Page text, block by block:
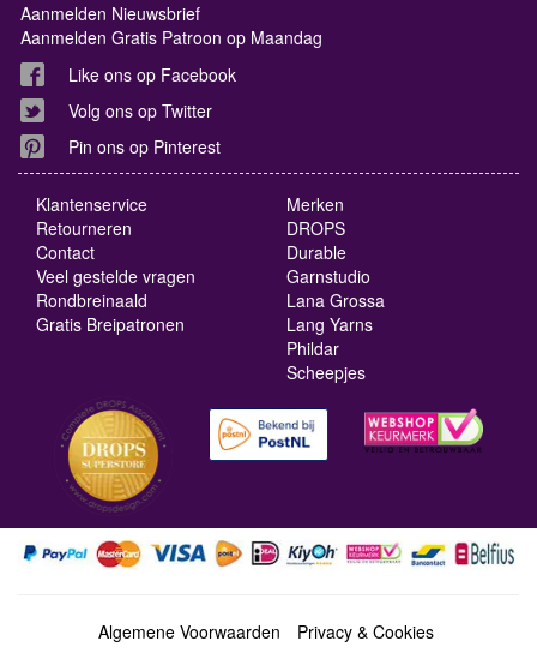
Aanmelden Nieuwsbrief
Aanmelden Gratis Patroon op Maandag
Like ons op Facebook
Volg ons op Twitter
Pin ons op Pinterest
Klantenservice
Retourneren
Contact
Veel gestelde vragen
Rondbreinaald
Gratis Breipatronen
Merken
DROPS
Durable
Garnstudio
Lana Grossa
Lang Yarns
Phildar
Scheepjes
Algemene Voorwaarden
Privacy & Cookies